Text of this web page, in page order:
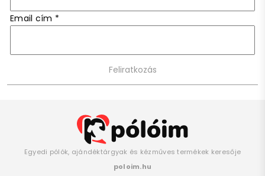
Email cím *
Egyedi pólók, ajándéktárgyak és kézműves termékek keresője
poloim.hu